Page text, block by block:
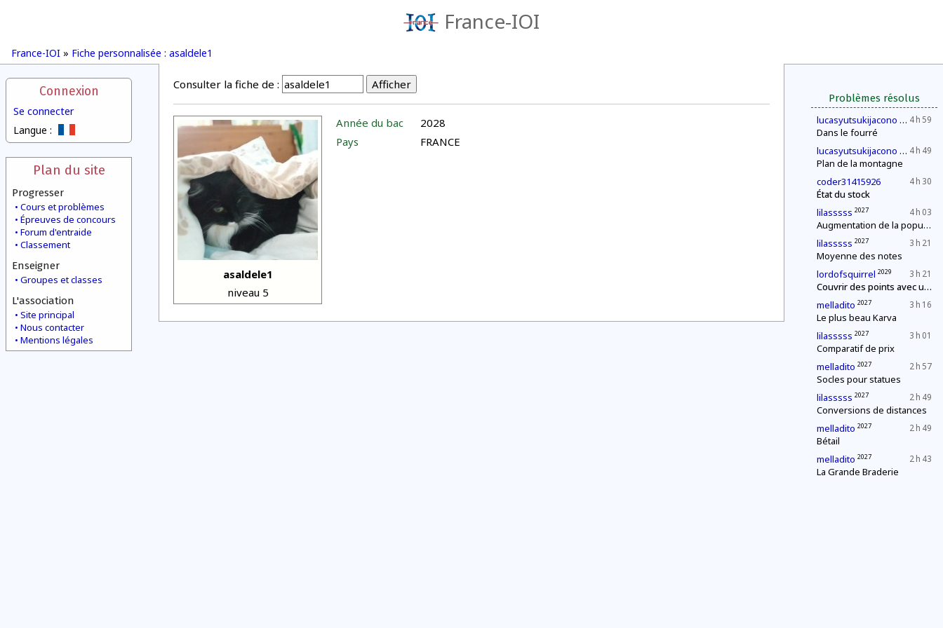
France-IOI
France-IOI » Fiche personnalisée : asaldele1
Connexion
Se connecter
Langue :
Plan du site
Progresser
Cours et problèmes
Épreuves de concours
Forum d'entraide
Classement
Enseigner
Groupes et classes
L'association
Site principal
Nous contacter
Mentions légales
Problèmes résolus
4 h 59
lucasyutsukijacono 2030
Dans le fourré
4 h 49
lucasyutsukijacono 2030
Plan de la montagne
4 h 30
coder31415926
État du stock
4 h 03
lilasssss 2027
Augmentation de la population
3 h 21
lilasssss 2027
Moyenne des notes
3 h 21
lordofsquirrel 2029
Couvrir des points avec un segment de longueur fixe
3 h 16
melladito 2027
Le plus beau Karva
3 h 01
lilasssss 2027
Comparatif de prix
2 h 57
melladito 2027
Socles pour statues
2 h 49
lilasssss 2027
Conversions de distances
2 h 49
melladito 2027
Bétail
2 h 43
melladito 2027
La Grande Braderie
Consulter la fiche de :
asaldele1
niveau 5
Année du bac
2028
Pays
FRANCE